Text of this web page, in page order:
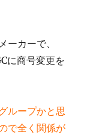
ーカーで、
に商号変更を
ループかと思
で全く関係が